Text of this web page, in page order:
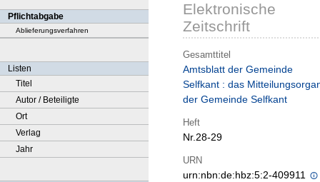
Pflichtabgabe
Ablieferungsverfahren
Listen
Titel
Autor / Beteiligte
Ort
Verlag
Jahr
Elektronische
Zeitschrift
Gesamttitel
Amtsblatt der Gemeinde
Selfkant : das
der Gemeinde Selfkant
Heft
Nr.28-29
URN
urn:nbn:de:hbz:5:2-409911